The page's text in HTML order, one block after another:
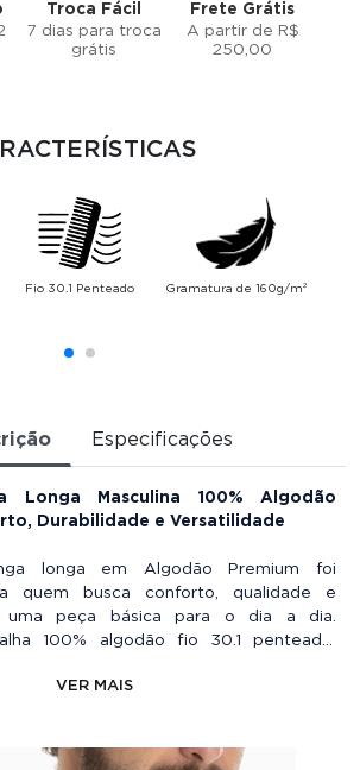
Troca Fácil
7 dias para troca
grátis
Frete Grátis
A partir de R$
250,00
Fio 30.1 Penteado Gramatura de 160g/m²
Especificações
Longa Masculina 100% Algodão
Durabilidade e Versatilidade
longa em Algodão Premium foi
quem busca conforto, qualidade e
uma peça básica para o dia a dia.
100% algodão fio 30.1 penteado,
com pesponto reforçado garante melhor
sustentação, conforto e
VER MAIS